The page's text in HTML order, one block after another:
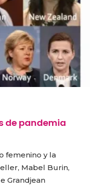
de pandemia
femenino y la
Mabel Burin,
Grandjean